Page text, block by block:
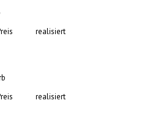
realisiert
realisiert